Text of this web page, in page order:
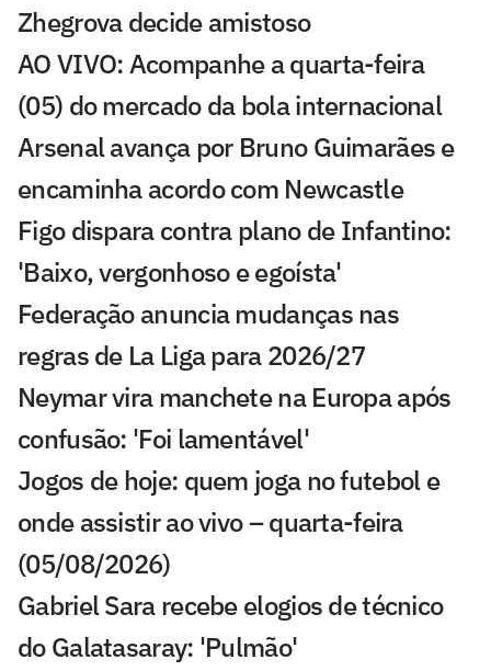
Zhegrova decide amistoso
AO VIVO: Acompanhe a quarta-feira
(05) do mercado da bola internacional
Arsenal avança por Bruno Guimarães e
encaminha acordo com Newcastle
Figo dispara contra plano de Infantino:
'Baixo, vergonhoso e egoísta'
Federação anuncia mudanças nas
regras de La Liga para 2026/27
Neymar vira manchete na Europa após
confusão: 'Foi lamentável'
Jogos de hoje: quem joga no futebol e
onde assistir ao vivo – quarta-feira
(05/08/2026)
Gabriel Sara recebe elogios de técnico
do Galatasaray: 'Pulmão'